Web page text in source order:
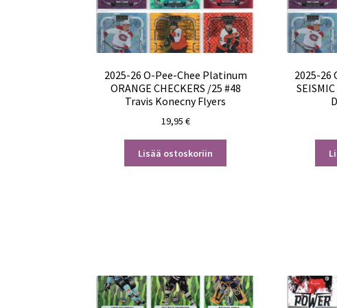
2025-26 O-Pee-Chee Platinum
ORANGE CHECKERS /25 #48
Travis Konecny Flyers
19,95 €
Lisää ostoskoriin
2025-26